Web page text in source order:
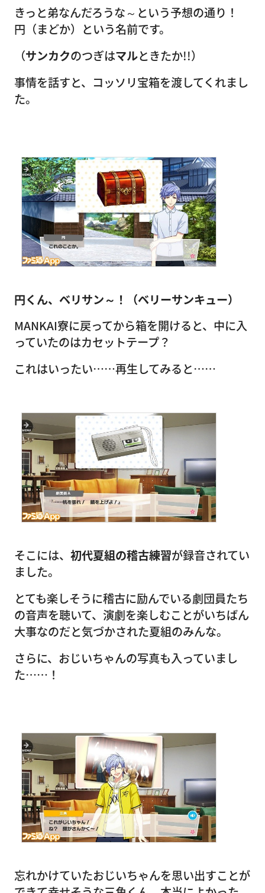
きっと弟なんだろうな～という予想の通り！
円（まどか）という名前です。
（サンカクのつぎはマルときたか!!）
事情を話すと、コッソリ宝箱を渡してくれまし
た。
円くん、ベリサン～！（ベリーサンキュー）
MANKAI寮に戻ってから箱を開けると、中に入
っていたのはカセットテープ？
これはいったい……再生してみると……
そこには、 初代夏組の稽古練習が録音されてい
ました。
とても楽しそうに稽古に励んでいる劇団員たち
の音声を聴いて、演劇を楽しむことがいちばん
大事なのだと気づかされた夏組のみんな。
さらに、おじいちゃんの写真も入っていまし
た……！
忘れかけていたおじいちゃんを思い出すことが